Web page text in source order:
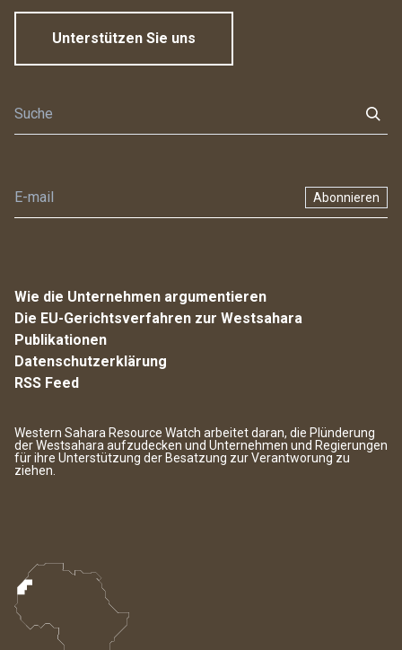
Unterstützen Sie uns
Abonnieren
Wie die Unternehmen argumentieren
Die EU-Gerichtsverfahren zur Westsahara
Publikationen
Datenschutzerklärung
RSS Feed
Western Sahara Resource Watch arbeitet daran, die Plünderung
der Westsahara aufzudecken und Unternehmen und Regierungen
für ihre Unterstützung der Besatzung zur Verantworung zu
ziehen.